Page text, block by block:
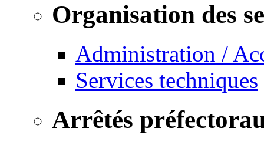
Organisation des
Administration /
Services techniques
Arrêtés